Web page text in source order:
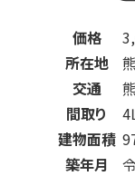
価格
所在地
交通
間取り
4
建物面積
築年月